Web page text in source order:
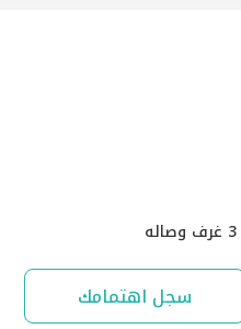
سجل اهتمامك